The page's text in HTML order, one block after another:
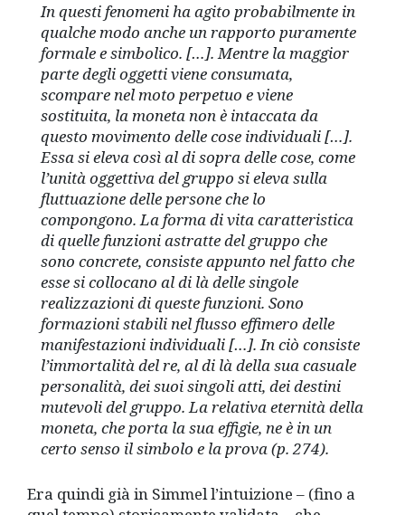
In questi fenomeni ha agito probabilmente in
qualche modo anche un rapporto puramente
formale e simbolico. […]. Mentre la maggior
parte degli oggetti viene consumata,
scompare nel moto perpetuo e viene
sostituita, la moneta non è intaccata da
questo movimento delle cose individuali […].
Essa si eleva così al di sopra delle cose, come
l’unità oggettiva del gruppo si eleva sulla
fluttuazione delle persone che lo
compongono. La forma di vita caratteristica
di quelle funzioni astratte del gruppo che
sono concrete, consiste appunto nel fatto che
esse si collocano al di là delle singole
realizzazioni di queste funzioni. Sono
formazioni stabili nel flusso effimero delle
manifestazioni individuali […]. In ciò consiste
l’immortalità del re, al di là della sua casuale
personalità, dei suoi singoli atti, dei destini
mutevoli del gruppo. La relativa eternità della
moneta, che porta la sua effigie, ne è in un
certo senso il simbolo e la prova (p. 274).
Era quindi già in Simmel l’intuizione – (fino a